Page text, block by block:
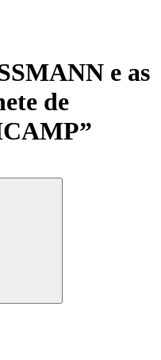
e as
de